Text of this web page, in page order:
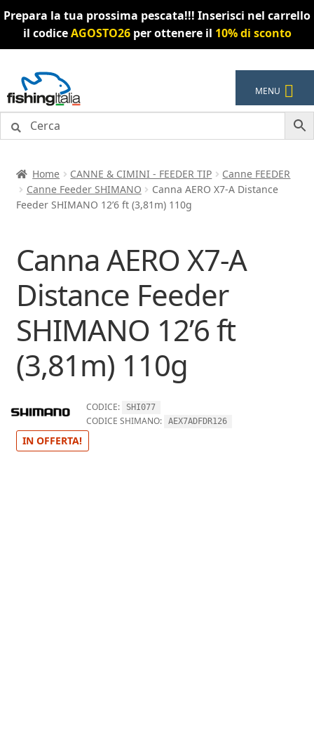
Prepara la tua prossima pescata!!! Inserisci nel carrello
il codiceAGOSTO26per ottenere il 10% di sconto
alla
navigazione
al
contenuto
MENU
Home CANNE & CIMINI - FEEDER TIP
Canne FEEDER
Canne Feeder SHIMANO
Canna AERO X7-A Distance
Feeder SHIMANO 12’6 ft (3,81m) 110g
Canna AERO X7-A
Distance Feeder
SHIMANO 12’6 ft
(3,81m) 110g
CODICE: SHI077
CODICE SHIMANO: AEX7ADFDR126
IN OFFERTA!